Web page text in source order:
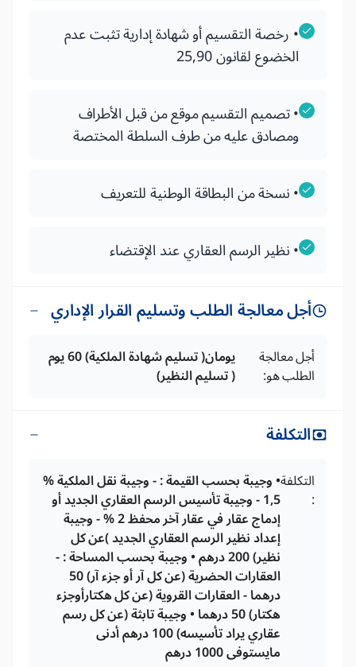
• رخصة التقسيم أو شهادة إدارية تثبت عدم
الخضوع لقانون 25,90
• تصميم التقسيم موقع من قبل الأطراف
ومصادق عليه من طرف السلطة المختصة
• نسخة من البطاقة الوطنية للتعريف
• نظير الرسم العقاري عند الإقتضاء
أجل معالجة الطلب وتسليم القرار الإداري
أجل معالجة
الطلب هو:
يومان( تسليم شهادة الملكية) 60 يوم
( تسليم النظير)
التكلفة
التكلفة
:
• وجيبة بحسب القيمة : - وجيبة نقل الملكية %
1,5 - وجيبة تأسيس الرسم العقاري الجديد أو
إدماج عقار في عقار آخر محفظ 2 % - وجيبة
إعداد نظير الرسم العقاري الجديد )عن كل
نظير) 200 درهم • وجيبة بحسب المساحة : -
العقارات الحضرية (عن كل آر أو جزء آر) 50
درهما - العقارات القروية (عن كل هكتارأوجزء
هكتار) 50 درهما • وجيبة تابثة (عن كل رسم
عقاري يراد تأسيسه) 100 درهم أدنى
مايستوفى 1000 درهم